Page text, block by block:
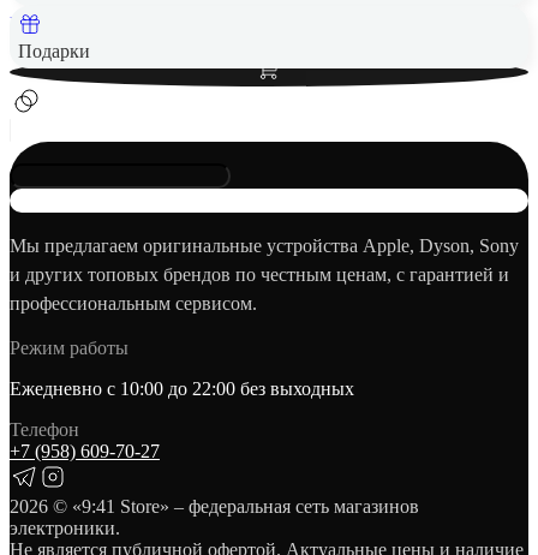
Подарки
Вернем до
Мы предлагаем оригинальные устройства Apple, Dyson, Sony
и других топовых брендов по честным ценам, с гарантией и
профессиональным сервисом.
Режим работы
Ежедневно с 10:00 до 22:00 без выходных
Телефон
+7 (958) 609‑70‑27
2026 © «9:41 Store» – федеральная сеть магазинов
электроники.
Не является публичной офертой. Актуальные цены и наличие